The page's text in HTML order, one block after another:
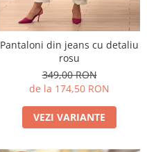
Pantaloni din jeans cu detaliu
rosu
349,00 RON
de la 174,50 RON
VEZI VARIANTE